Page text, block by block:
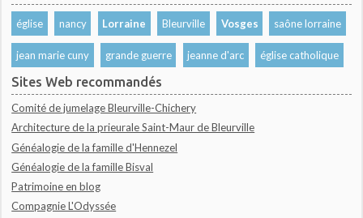
église nancy Lorraine Bleurville Vosges saône lorraine
jean marie cuny grande guerre jeanne d'arc église catholique
Sites Web recommandés
Comité de jumelage Bleurville-Chichery
Architecture de la prieurale Saint-Maur de Bleurville
Généalogie de la famille d'Hennezel
Généalogie de la famille Bisval
Patrimoine en blog
Compagnie L'Odyssée